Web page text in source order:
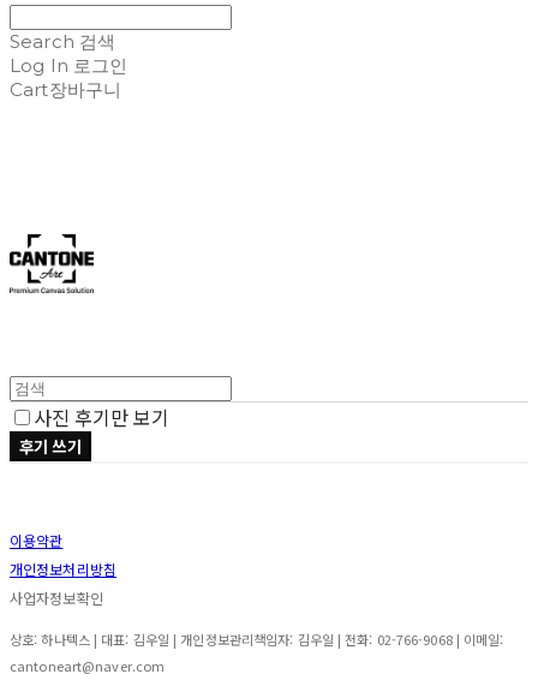
Search 검색
Log In 로그인
Cart장바구니
사진 후기만 보기
후기 쓰기
이용약관
개인정보처리방침
사업자정보확인
상호: 하나텍스 | 대표: 김우일 | 개인정보관리책임자: 김우일 | 전화: 02-766-9068 | 이메일:
cantoneart@naver.com